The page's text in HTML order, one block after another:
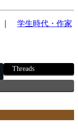
学生時代・作家
Threads